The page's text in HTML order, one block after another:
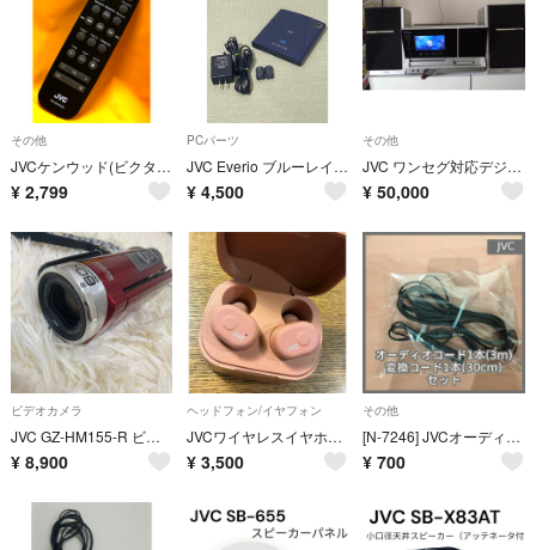
その他
JVCケンウッド(ビクター)コンポNX-W30 純正リモコンRM-SNXW30
¥ 2,799
PCパーツ
JVC Everio ブルーレイディスクドライブ CU-BD5-A 即日発送！
¥ 4,500
その他
JVC ワンセグ対応デジタルメディアシステム NX-TC5-B
¥ 50,000
ビデオカメラ
JVC GZ-HM155-R ビデオカメラ SDカード2枚と充電器付 動作確認済み
¥ 8,900
ヘッドフォン/イヤフォン
JVCワイヤレスイヤホン ピンク
¥ 3,500
その他
[N-7246] JVCオーディオコード1本(3m) + 変換コード1本(30cm) セット
¥ 700